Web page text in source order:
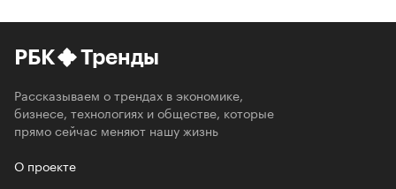
РБК Тренды
Рассказываем о трендах в экономике,
бизнесе, технологиях и обществе, которые
прямо сейчас меняют нашу жизнь
О проекте